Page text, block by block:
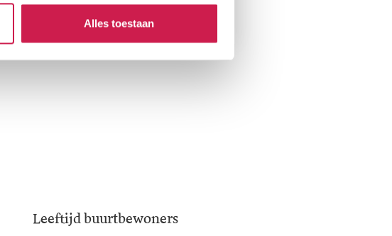
Alles toestaan
Leeftijd buurtbewoners